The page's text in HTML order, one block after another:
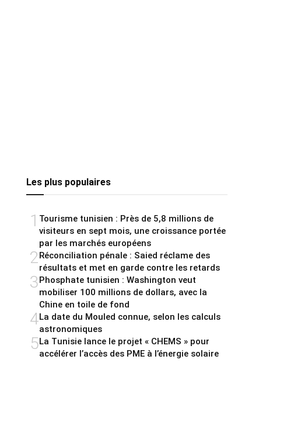
Les plus populaires
1 Tourisme tunisien : Près de 5,8 millions de
visiteurs en sept mois, une croissance portée
par les marchés européens
2Réconciliation pénale : Saied réclame des
résultats et met en garde contre les retards
3Phosphate tunisien : Washington veut
mobiliser 100 millions de dollars, avec la
Chine en toile de fond
4La date du Mouled connue, selon les calculs
astronomiques
5La Tunisie lance le projet « CHEMS » pour
accélérer l’accès des PME à l’énergie solaire